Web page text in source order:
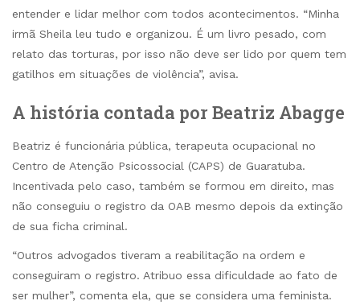
entender e lidar melhor com todos acontecimentos. “Minha
irmã Sheila leu tudo e organizou. É um livro pesado, com
relato das torturas, por isso não deve ser lido por quem tem
gatilhos em situações de violência”, avisa.
A história contada por Beatriz Abagge
Beatriz é funcionária pública, terapeuta ocupacional no
Centro de Atenção Psicossocial (CAPS) de Guaratuba.
Incentivada pelo caso, também se formou em direito, mas
não conseguiu o registro da OAB mesmo depois da extinção
de sua ficha criminal.
“Outros advogados tiveram a reabilitação na ordem e
conseguiram o registro. Atribuo essa dificuldade ao fato de
ser mulher”, comenta ela, que se considera uma feminista.